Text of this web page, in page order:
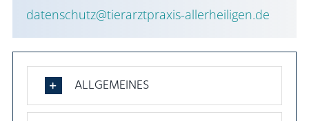
datenschutz@tierarztpraxis-allerheiligen.de
ALLGEMEINES